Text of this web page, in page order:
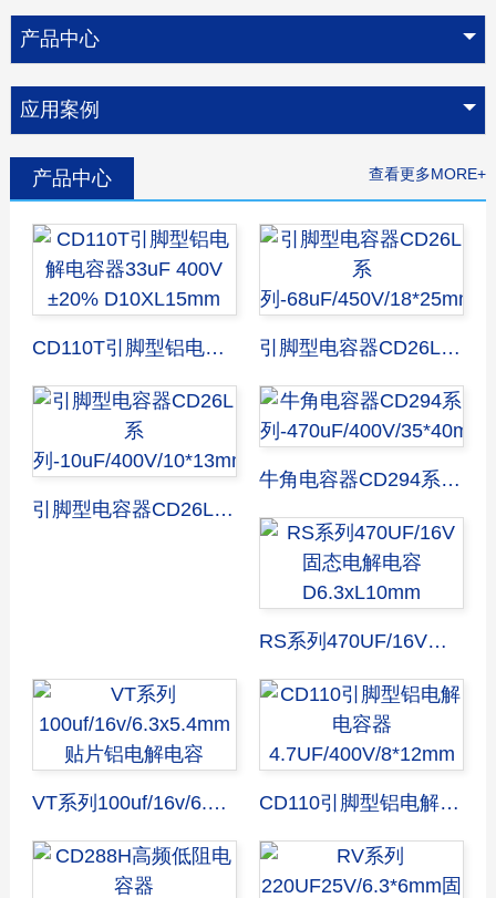
产品中心
应用案例
查看更多MORE+
产品中心
CD110T引脚型铝电解电容器33uF 400V ±20% D10XL15mm 引脚型电容器CD26L系列-68uF/450V/18*25mm
引脚型电容器CD26L系列-10uF/400V/10*13mm
牛角电容器CD294系列-470uF/400V/35*40mm
RS系列470UF/16V固态电解电容D6.3xL10mm
VT系列100uf/16v/6.3x5.4mm贴片铝电解电容 CD110引脚型铝电解电容器4.7UF/400V/8*12mm